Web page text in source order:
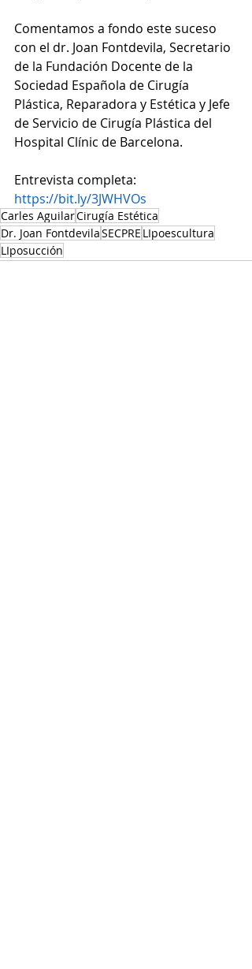
Comentamos a fondo este suceso
con el dr. Joan Fontdevila, Secretario
de la Fundación Docente de la
Sociedad Española de Cirugía
Plástica, Reparadora y Estética y Jefe
de Servicio de Cirugía Plástica del
Hospital Clínic de Barcelona.
Entrevista completa:
https://bit.ly/3JWHVOs
Carles AguilarCirugía Estética
Dr. Joan FontdevilaSECPRE LIpoescultura
LIposucción